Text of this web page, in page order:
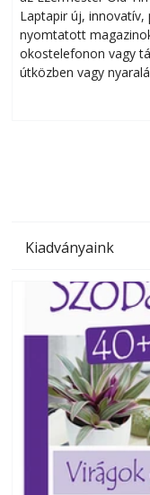
Laptapir új, innovatív,
nyomtatott
okostelefonon vagy
útközben vagy
Kiadványaink